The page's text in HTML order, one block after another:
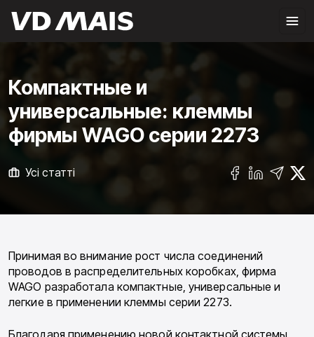
Компактные и
универсальные: клеммы
фирмы WAGO серии 2273
Усі статті
Принимая во внимание рост числа соединений
проводов в распределительных коробках, фирма
WAGO разработала ком­пактные, универсальные и
легкие в применении клеммы серии 2273.